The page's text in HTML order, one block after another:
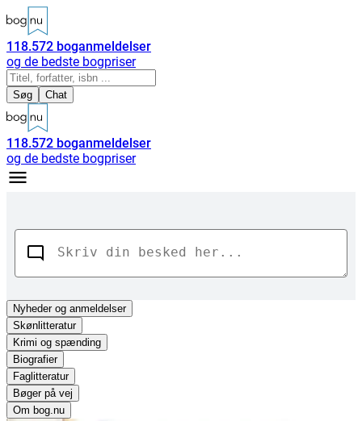
118.572 boganmeldelser
og de bedste bogpriser
Søg Chat
118.572 boganmeldelser
og de bedste bogpriser
Nyhederog anmeldelser
Skønlitteratur
Krimi og spænding
Biografier
Faglitteratur
Bøger på vej
Om bog.nu